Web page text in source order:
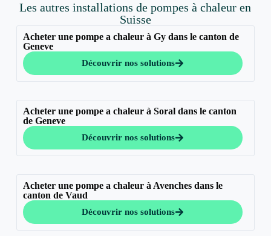
Les autres installations de pompes à chaleur en
Suisse
Acheter une pompe a chaleur à Gy dans le canton de
Geneve
Découvrir nos solutions
Acheter une pompe a chaleur à Soral dans le canton
de Geneve
Découvrir nos solutions
Acheter une pompe a chaleur à Avenches dans le
canton de Vaud
Découvrir nos solutions